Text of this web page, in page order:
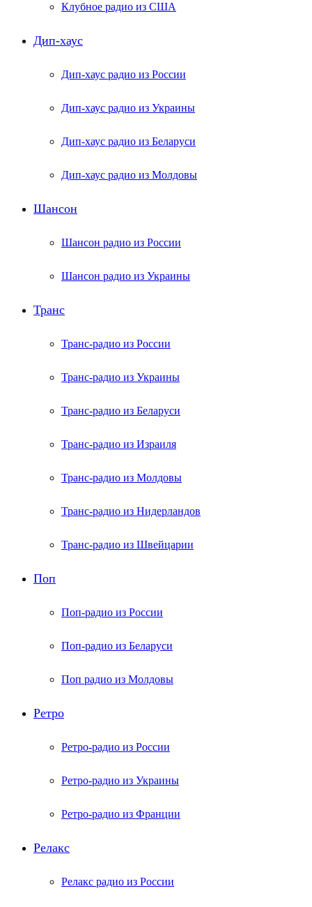
Клубное радио из США
Дип-хаус
Дип-хаус радио из России
Дип-хаус радио из Украины
Дип-хаус радио из Беларуси
Дип-хаус радио из Молдовы
Шансон
Шансон радио из России
Шансон радио из Украины
Транс
Транс-радио из России
Транс-радио из Украины
Транс-радио из Беларуси
Транс-радио из Израиля
Транс-радио из Молдовы
Транс-радио из Нидерландов
Транс-радио из Швейцарии
Поп
Поп-радио из России
Поп-радио из Беларуси
Поп радио из Молдовы
Ретро
Ретро-радио из России
Ретро-радио из Украины
Ретро-радио из Франции
Релакс
Релакс радио из России